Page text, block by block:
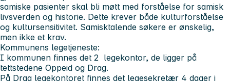
samiske pasienter skal bli møtt med forståelse for samisk
livsverden og historie. Dette krever både kulturforståelse
og kultursensitivitet. Samisktalende søkere er ønskelig,
men ikke et krav.
Kommunens legetjeneste:
I kommunen finnes det 2 legekontor, de ligger på
tettstedene Oppeid og Drag.
På Drag legekontoret finnes det legesekretær 4 dager i